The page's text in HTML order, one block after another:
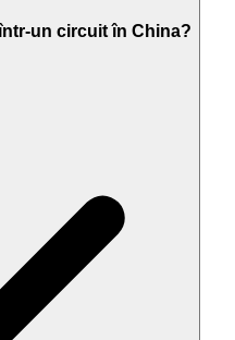
un circuit în China?